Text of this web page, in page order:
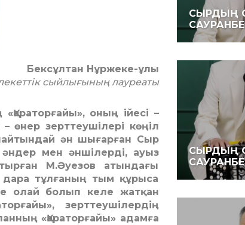
Бексұлтан Нұржеке-ұлы
сыйлығының лауреаты
«Қараторғайы», оның ійесі –
өнер зерттеушілері көңіл
ән шығарған Сыр
мен әншілерді, ауыз
М.Әуезов атындағы
тұлғаның тым құрыса
олай болып келе жатқан
зерттеушілердің
«Қараторғайы» адамға
СЫРДЫҢ
СЫРДЫҢ